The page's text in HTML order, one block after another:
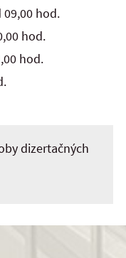
09,00 hod.
hod.
hod.
dizertačných